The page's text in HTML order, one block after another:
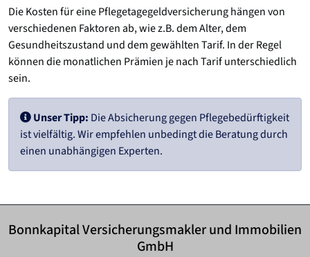
Die Kosten für eine Pflegetagegeld­versicherung hängen von
verschiedenen Faktoren ab, wie z.B. dem Alter, dem
Gesundheitszustand und dem gewählten Tarif. In der Regel
können die monatlichen Prämien je nach Tarif unterschiedlich
sein.
Unser Tipp: Die Absicherung gegen Pflegebedürftigkeit
ist vielfältig. Wir empfehlen unbedingt die Beratung durch
einen unabhängigen Experten.
Bonnkapital Versicherungsmakler und Immobilien
GmbH